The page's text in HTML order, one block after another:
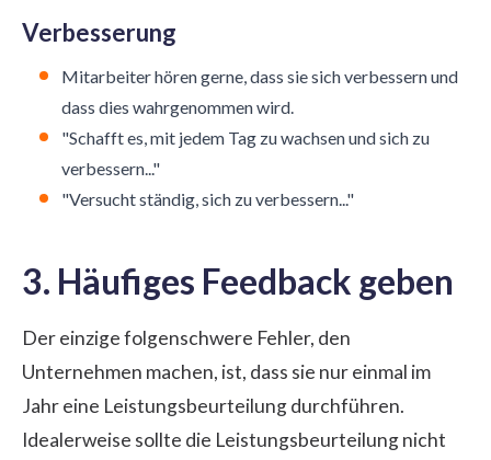
Verbesserung
Mitarbeiter hören gerne, dass sie sich verbessern und
dass dies wahrgenommen wird.
"Schafft es, mit jedem Tag zu wachsen und sich zu
verbessern..."
"Versucht ständig, sich zu verbessern..."
3. Häufiges Feedback geben
Der einzige folgenschwere Fehler, den
Unternehmen machen, ist, dass sie nur einmal im
Jahr eine Leistungsbeurteilung durchführen.
Idealerweise sollte die Leistungsbeurteilung nicht